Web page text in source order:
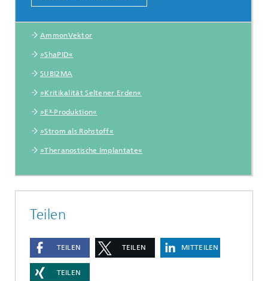
AmmonVektor
»ShaPID«
SUBI2MA
»Kritikalität Seltener Erden«
»E³-Produktion«
»Strom als Rohstoff«
»Theranostische Implantate«
Teilen
TEILEN TEILEN MITTEILEN
TEILEN